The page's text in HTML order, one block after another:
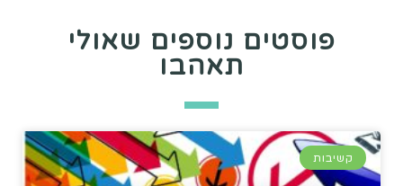
פוסטים נוספים שאולי
תאהבו
קשיבות